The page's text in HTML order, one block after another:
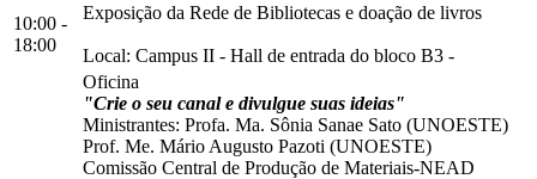
10:00 -
18:00
Exposição da Rede de Bibliotecas e doação de livros
Local: Campus II - Hall de entrada do bloco B3 -
Oficina
"Crie o seu canal e divulgue suas ideias"
Ministrantes: Profa. Ma. Sônia Sanae Sato (UNOESTE)
Prof. Me. Mário Augusto Pazoti (UNOESTE)
Comissão Central de Produção de Materiais-NEAD